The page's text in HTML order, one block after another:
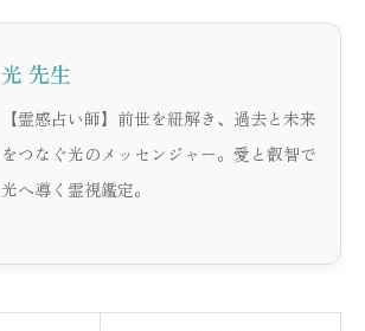
光 先生
【霊感占い師】前世を紐解き、過去と未来
をつなぐ光のメッセンジャー。愛と叡智で
光へ導く霊視鑑定。